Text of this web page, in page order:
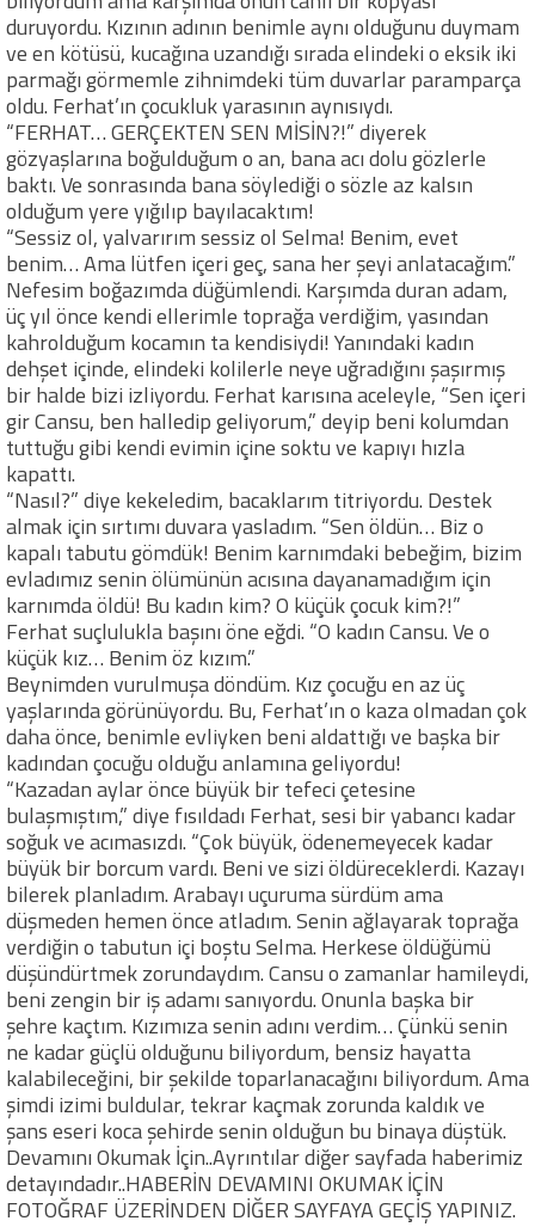
duruyordu. Kızının adının benimle aynı olduğunu duymam
ve en kötüsü, kucağına uzandığı sırada elindeki o eksik iki
parmağı görmemle zihnimdeki tüm duvarlar paramparça
oldu. Ferhat’ın çocukluk yarasının aynısıydı.
“FERHAT… GERÇEKTEN SEN MİSİN?!” diyerek
gözyaşlarına boğulduğum o an, bana acı dolu gözlerle
baktı. Ve sonrasında bana söylediği o sözle az kalsın
olduğum yere yığılıp bayılacaktım!
“Sessiz ol, yalvarırım sessiz ol Selma! Benim, evet
benim… Ama lütfen içeri geç, sana her şeyi anlatacağım.”
Nefesim boğazımda düğümlendi. Karşımda duran adam,
üç yıl önce kendi ellerimle toprağa verdiğim, yasından
kahrolduğum kocamın ta kendisiydi! Yanındaki kadın
dehşet içinde, elindeki kolilerle neye uğradığını şaşırmış
bir halde bizi izliyordu. Ferhat karısına aceleyle, “Sen içeri
gir Cansu, ben halledip geliyorum,” deyip beni kolumdan
tuttuğu gibi kendi evimin içine soktu ve kapıyı hızla
kapattı.
“Nasıl?” diye kekeledim, bacaklarım titriyordu. Destek
almak için sırtımı duvara yasladım. “Sen öldün… Biz o
kapalı tabutu gömdük! Benim karnımdaki bebeğim, bizim
evladımız senin ölümünün acısına dayanamadığım için
karnımda öldü! Bu kadın kim? O küçük çocuk kim?!”
Ferhat suçlulukla başını öne eğdi. “O kadın Cansu. Ve o
küçük kız… Benim öz kızım.”
Beynimden vurulmuşa döndüm. Kız çocuğu en az üç
yaşlarında görünüyordu. Bu, Ferhat’ın o kaza olmadan çok
daha önce, benimle evliyken beni aldattığı ve başka bir
kadından çocuğu olduğu anlamına geliyordu!
“Kazadan aylar önce büyük bir tefeci çetesine
bulaşmıştım,” diye fısıldadı Ferhat, sesi bir yabancı kadar
soğuk ve acımasızdı. “Çok büyük, ödenemeyecek kadar
büyük bir borcum vardı. Beni ve sizi öldüreceklerdi. Kazayı
bilerek planladım. Arabayı uçuruma sürdüm ama
düşmeden hemen önce atladım. Senin ağlayarak toprağa
verdiğin o tabutun içi boştu Selma. Herkese öldüğümü
düşündürtmek zorundaydım. Cansu o zamanlar hamileydi,
beni zengin bir iş adamı sanıyordu. Onunla başka bir
şehre kaçtım. Kızımıza senin adını verdim… Çünkü senin
ne kadar güçlü olduğunu biliyordum, bensiz hayatta
kalabileceğini, bir şekilde toparlanacağını biliyordum. Ama
şimdi izimi buldular, tekrar kaçmak zorunda kaldık ve
şans eseri koca şehirde senin olduğun bu binaya düştük.
Devamını Okumak İçin..Ayrıntılar diğer sayfada haberimiz
detayındadır..HABERİN DEVAMINI OKUMAK İÇİN
FOTOĞRAF ÜZERİNDEN DİĞER SAYFAYA GEÇİŞ YAPINIZ.